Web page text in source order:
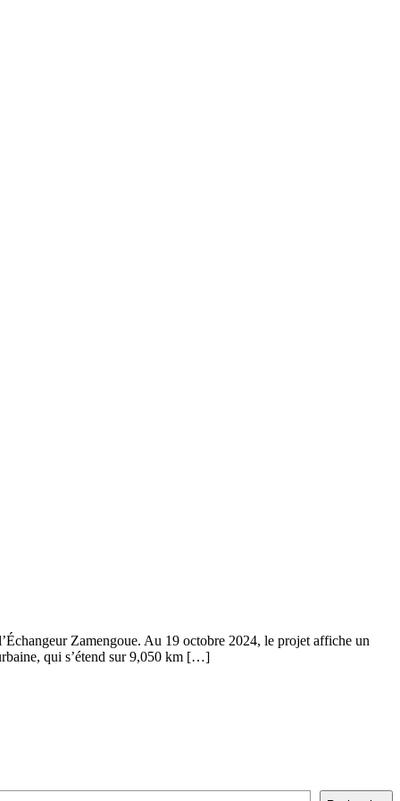
Zamengoue. Au 19 octobre 2024, le projet affiche un
qui s’étend sur 9,050 km […]